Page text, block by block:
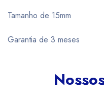
Tamanho de 15mm
Garantia de 3 meses